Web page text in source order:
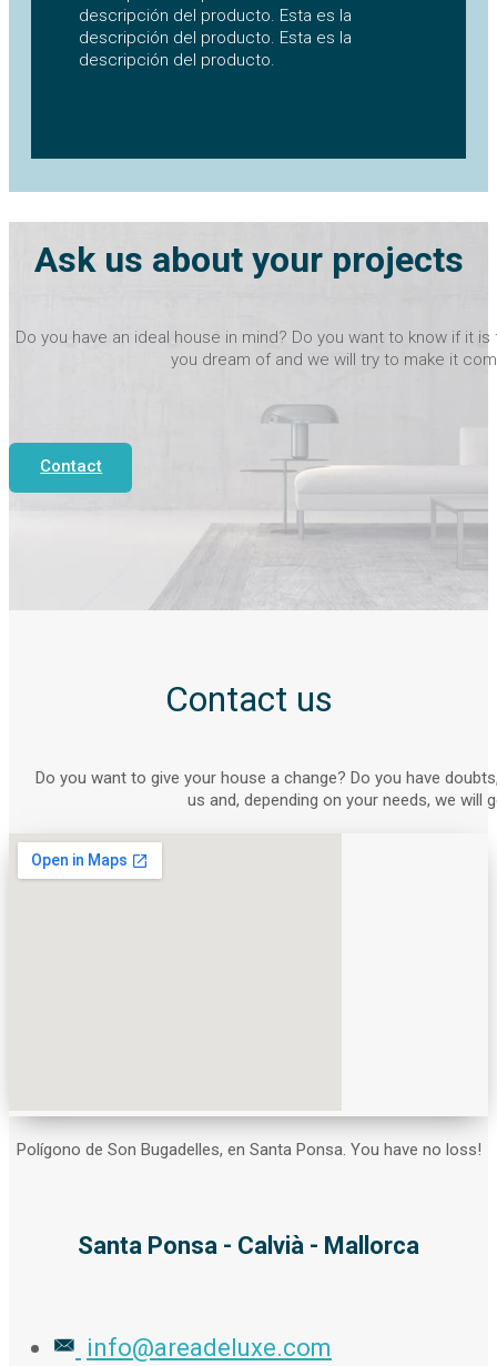
descripción del producto. Esta es la
descripción del producto. Esta es la
descripción del producto.
Ask us about your projects
Do you have an ideal house in mind? Do you want to know if it
you dream of and we will try to make it
Contact
Contact us
Do you want to give your house a change? Do you have
us and, depending on your needs, we will
Polígono de Son Bugadelles, en Santa Ponsa. You have no loss!
Santa Ponsa - Calvià - Mallorca
info@areadeluxe.com